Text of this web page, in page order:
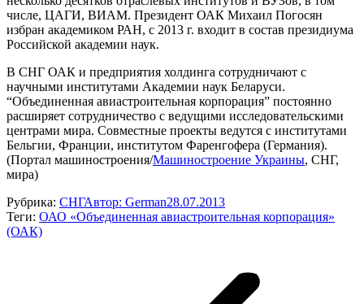
числе, ЦАГИ, ВИАМ. Президент ОАК Михаил Погосян
избран академиком РАН, с 2013 г. входит в состав президиума
Российской академии наук.
В СНГ ОАК и предприятия холдинга сотрудничают с
научными институтами Академии наук Беларуси.
“Объединенная авиастроительная корпорация” постоянно
расширяет сотрудничество с ведущими исследовательскими
центрами мира. Совместные проекты ведутся с институтами
Бельгии, Франции, институтом Фаренгофера (Германия).
(Портал машиностроения/Машиностроение Украины, СНГ,
мира)
Рубрика: СНГАвтор: German28.07.2013
Теги: ОАО «Объединенная авиастроительная корпорация»
(ОАК)